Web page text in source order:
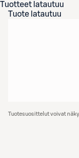
Tuotteet latautuu
Tuote latautuu
Tuotesuosittelut voivat